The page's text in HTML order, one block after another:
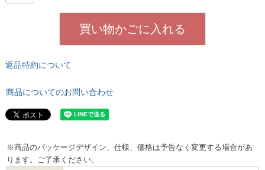
買い物かごに入れる
返品特約について
商品についてのお問い合わせ
※商品のパッケージデザイン、仕様、価格は予告なく変更する場合があ
ります。ご了承ください。